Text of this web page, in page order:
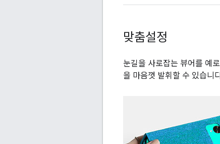
맞춤설정
눈길을 사로잡는 뷰어를 예
을 마음껏 발휘할 수 있습니